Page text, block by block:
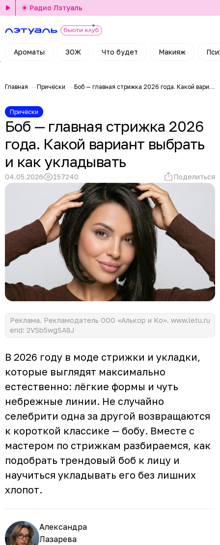
Ароматы ЗОЖ Что будет Макияж
Радио Лэтуаль
Главная Причёски Боб — главная стрижка 2026 года. Какой вариант выбрать и как укладывать
Причёски
Боб — главная стрижка 2026
года. Какой вариант выбрать
и как укладывать
04.05.2026 157240 Поделиться
Реклама. Рекламодатель ООО «Алькор и Ко». www.letu.ru
erid: 2VSb5wgSA8J
В 2026 году в моде стрижки и укладки,
которые выглядят максимально
естественно: лёгкие формы и чуть
небрежные линии. Не случайно
селебрити одна за другой возвращаются
к короткой классике — бобу. Вместе с
мастером по стрижкам разбираемся, как
подобрать трендовый боб к лицу и
научиться укладывать его без лишних
хлопот.
Александра
Лазарева